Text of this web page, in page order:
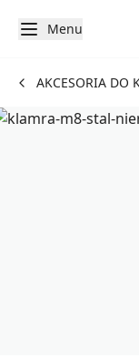
Menu
AKCESORIA DO